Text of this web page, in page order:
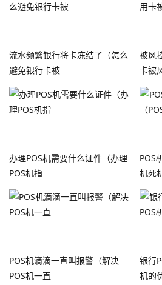
流水频繁银行将卡冻结了（怎么
避免银行卡被
被风
卡被
办理POS机需要什么证件（办理
POS机指
POS
机死
POS机滴滴一直叫报警（解决
POS机一直
银行
机的